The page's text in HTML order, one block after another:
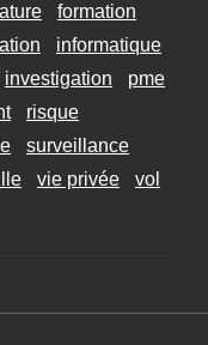
formation
informatique
investigation
pme
risque
surveillance
vie privée
vol